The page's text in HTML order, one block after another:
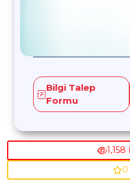
0
Bilgi Talep
Formu